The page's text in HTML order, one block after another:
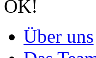
OK!
Über uns